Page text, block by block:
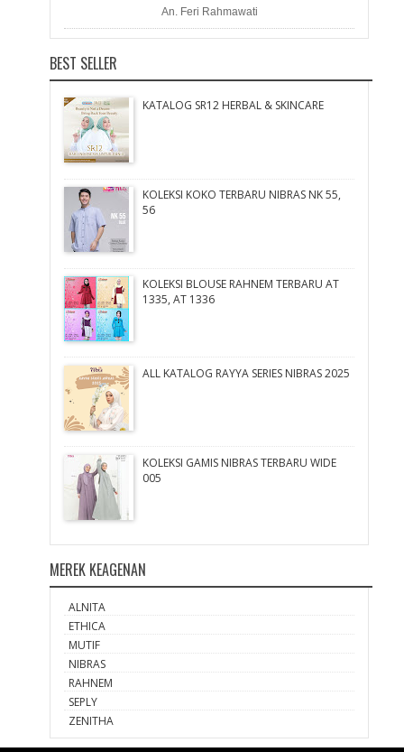
An. Feri Rahmawati
BEST SELLER
KATALOG SR12 HERBAL & SKINCARE
KOLEKSI KOKO TERBARU NIBRAS NK 55,
56
KOLEKSI BLOUSE RAHNEM TERBARU AT
1335, AT 1336
ALL KATALOG RAYYA SERIES NIBRAS 2025
KOLEKSI GAMIS NIBRAS TERBARU WIDE
005
MEREK KEAGENAN
ALNITA
ETHICA
MUTIF
NIBRAS
RAHNEM
SEPLY
ZENITHA